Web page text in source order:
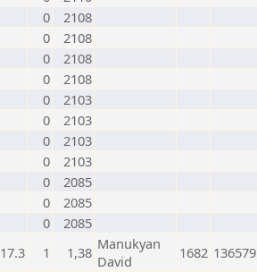
0
2108
0
2108
0
2108
0
2108
0
2103
0
2103
0
2103
0
2103
0
2085
0
2085
0
2085
17.3 1 1,38 Manukyan
David
1682 136579